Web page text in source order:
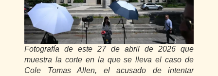
Fotografía de este 27 de abril de 2026 que
muestra la corte en la que se lleva el caso de
Cole Tomas Allen, el acusado de intentar